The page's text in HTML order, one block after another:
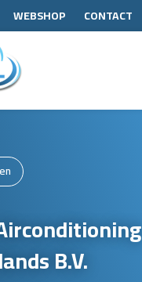
WEBSHOP CONTACT
B.V.